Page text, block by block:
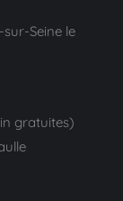
Seine le
gratuites)